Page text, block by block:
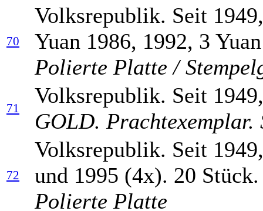
70
Volksrepublik. Seit
Yuan 1986, 1992, 3
Polierte Platte /
71
Volksrepublik. Seit
GOLD. Prachtexemplar.
72
Volksrepublik. Seit
und 1995 (4x). 20
Polierte Platte